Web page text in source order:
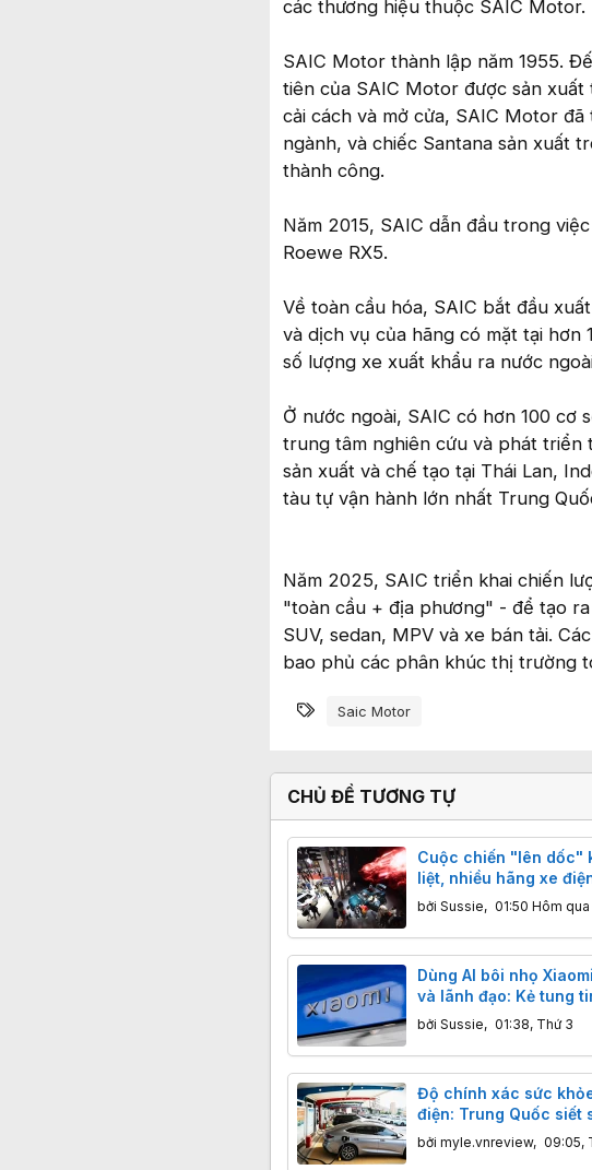
các thương hiệu thuộc SAIC Motor.
SAIC Motor thành lập năm 1955.
tiên của SAIC Motor được sản
cải cách và mở cửa, SAIC Motor
ngành, và chiếc Santana sản xuất
thành công.
Năm 2015, SAIC dẫn đầu trong
Roewe RX5.
Về toàn cầu hóa, SAIC bắt đầu
và dịch vụ của hãng có mặt tại
số lượng xe xuất khẩu ra nước
Ở nước ngoài, SAIC có hơn 100 cơ
trung tâm nghiên cứu và phát triển
sản xuất và chế tạo tại Thái Lan,
tàu tự vận hành lớn nhất Trung
Năm 2025, SAIC triển khai chiến
"toàn cầu + địa phương" - để tạo
SUV, sedan, MPV và xe bán tải.
bao phủ các phân khúc thị trường
Từ khóa
Saic Motor
CHỦ ĐỀ TƯƠNG TỰ
Cuộc chiến "lên dốc"
liệt, nhiều hãng xe
Quốc lao đao vì lợi
bởi Sussie, 01:50 Hôm qua
Dùng AI bôi nhọ
và lãnh đạo: Kẻ tung
tạm giam 7 ngày, phạt
bởi Sussie, 01:38, Thứ 3
Độ chính xác sức
điện: Trung Quốc siết
hiển thị không quá 5%
bởi myle.vnreview, 09:05,